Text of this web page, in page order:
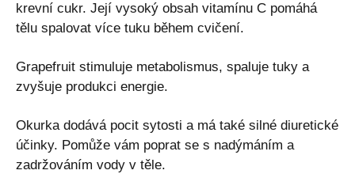
krevní cukr. Její vysoký obsah vitamínu C pomáhá
tělu spalovat více tuku během cvičení.
Grapefruit stimuluje metabolismus, spaluje tuky a
zvyšuje produkci energie.
Okurka dodává pocit sytosti a má také silné diuretické
účinky. Pomůže vám poprat se s nadýmáním a
zadržováním vody v těle.